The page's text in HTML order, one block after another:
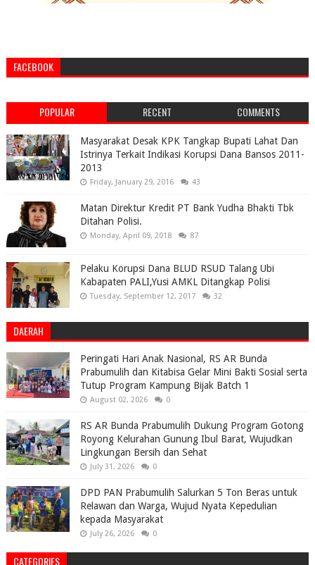
FACEBOOK
POPULAR RECENT COMMENTS
Masyarakat Desak KPK Tangkap Bupati Lahat Dan
Istrinya Terkait Indikasi Korupsi Dana Bansos 2011-
2013
Friday, January 29, 2016 43
Matan Direktur Kredit PT Bank Yudha Bhakti Tbk
Ditahan Polisi.
Monday, April 09, 2018 87
Pelaku Korupsi Dana BLUD RSUD Talang Ubi
Kabapaten PALI,Yusi AMKL Ditangkap Polisi
Tuesday, September 12, 2017 32
DAERAH
Peringati Hari Anak Nasional, RS AR Bunda
Prabumulih dan Kitabisa Gelar Mini Bakti Sosial serta
Tutup Program Kampung Bijak Batch 1
August 02, 2026 0
RS AR Bunda Prabumulih Dukung Program Gotong
Royong Kelurahan Gunung Ibul Barat, Wujudkan
Lingkungan Bersih dan Sehat
July 31, 2026 0
DPD PAN Prabumulih Salurkan 5 Ton Beras untuk
Relawan dan Warga, Wujud Nyata Kepedulian
kepada Masyarakat
July 26, 2026 0
CATEGORIES